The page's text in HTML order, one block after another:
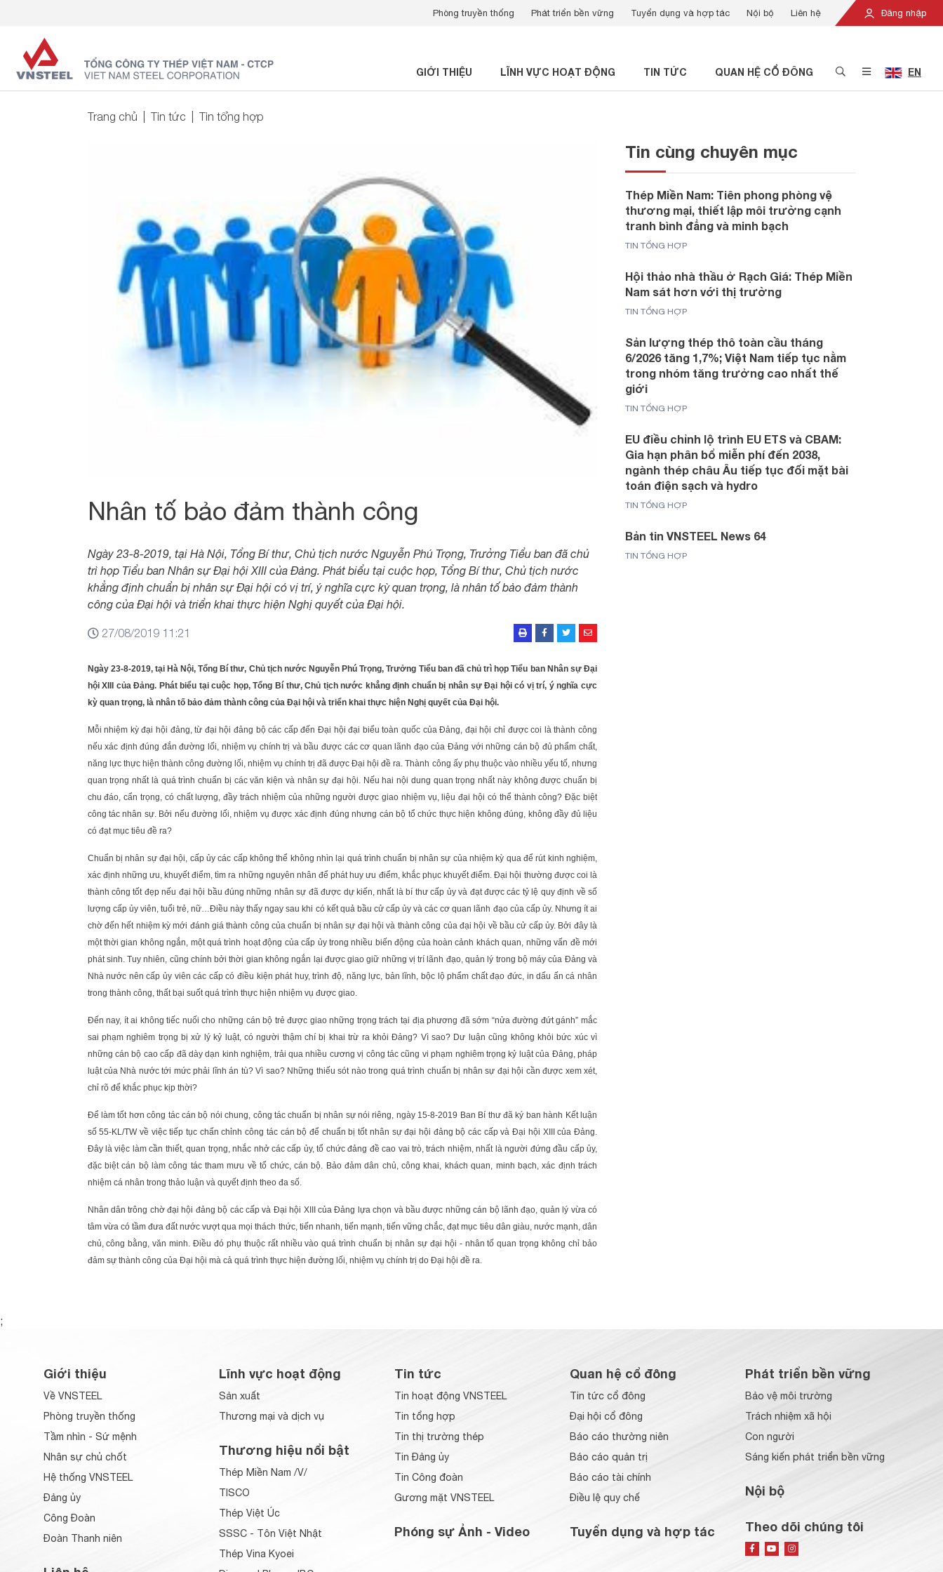
Đăng nhập
Phòng truyền thống Phát triển bền vững Tuyển dụng và hợp tác Nội bộ Liên hệ
GIỚI THIỆU LĨNH VỰC HOẠT ĐỘNG TIN TỨC QUAN HỆ CỔ ĐÔNG EN
Trang chủ Tin tức Tin tổng hợp
Nhân tố bảo đảm thành công
Ngày 23-8-2019, tại Hà Nội, Tổng Bí thư, Chủ tịch nước Nguyễn Phú Trọng, Trưởng Tiểu ban đã chủ
trì họp Tiểu ban Nhân sự Đại hội XIII của Đảng. Phát biểu tại cuộc họp, Tổng Bí thư, Chủ tịch nước
khẳng định chuẩn bị nhân sự Đại hội có vị trí, ý nghĩa cực kỳ quan trọng, là nhân tố bảo đảm thành
công của Đại hội và triển khai thực hiện Nghị quyết của Đại hội.
27/08/2019 11:21
Ngày 23-8-2019, tại Hà Nội, Tổng Bí thư, Chủ tịch nước Nguyễn Phú Trọng, Trưởng Tiểu ban đã chủ trì họp Tiểu ban Nhân sự Đại
hội XIII của Đảng. Phát biểu tại cuộc họp, Tổng Bí thư, Chủ tịch nước khẳng định chuẩn bị nhân sự Đại hội có vị trí, ý nghĩa cực
kỳ quan trọng, là nhân tố bảo đảm thành công của Đại hội và triển khai thực hiện Nghị quyết của Đại hội.
Mỗi nhiệm kỳ đại hội đảng, từ đại hội đảng bộ các cấp đến Đại hội đại biểu toàn quốc của Đảng, đại hội chỉ được coi là thành công
nếu xác định đúng đắn đường lối, nhiệm vụ chính trị và bầu được các cơ quan lãnh đạo của Đảng với những cán bộ đủ phẩm chất,
năng lực thực hiện thành công đường lối, nhiệm vụ chính trị đã được Đại hội đề ra. Thành công ấy phụ thuộc vào nhiều yếu tố, nhưng
quan trọng nhất là quá trình chuẩn bị các văn kiện và nhân sự đại hội. Nếu hai nội dung quan trọng nhất này không được chuẩn bị
chu đáo, cẩn trọng, có chất lượng, đầy trách nhiệm của những người được giao nhiệm vụ, liệu đại hội có thể thành công? Đặc biệt
công tác nhân sự. Bởi nếu đường lối, nhiệm vụ được xác định đúng nhưng cán bộ tổ chức thực hiện không đúng, không đầy đủ liệu
có đạt mục tiêu đề ra?
Chuẩn bị nhân sự đại hội, cấp ủy các cấp không thể không nhìn lại quá trình chuẩn bị nhân sự của nhiệm kỳ qua để rút kinh nghiệm,
xác định những ưu, khuyết điểm, tìm ra những nguyên nhân để phát huy ưu điểm, khắc phục khuyết điểm. Đại hội thường được coi là
thành công tốt đẹp nếu đại hội bầu đúng những nhân sự đã được dự kiến, nhất là bí thư cấp ủy và đạt được các tỷ lệ quy định về số
lượng cấp ủy viên, tuổi trẻ, nữ…Điều này thấy ngay sau khi có kết quả bầu cử cấp ủy và các cơ quan lãnh đạo của cấp ủy. Nhưng ít ai
chờ đến hết nhiệm kỳ mới đánh giá thành công của chuẩn bị nhân sự đại hội và thành công của đại hội về bầu cử cấp ủy. Bởi đây là
một thời gian không ngắn, một quá trình hoạt động của cấp ủy trong nhiều biến động của hoàn cảnh khách quan, những vấn đề mới
phát sinh. Tuy nhiên, cũng chính bởi thời gian không ngắn lại được giao giữ những vị trí lãnh đạo, quản lý trong bộ máy của Đảng và
Nhà nước nên cấp ủy viên các cấp có điều kiện phát huy, trình độ, năng lực, bản lĩnh, bộc lộ phẩm chất đạo đức, in dấu ấn cá nhân
trong thành công, thất bại suốt quá trình thực hiện nhiệm vụ được giao.
Đến nay, ít ai không tiếc nuối cho những cán bộ trẻ được giao những trọng trách tại địa phương đã sớm “nửa đường đứt gánh” mắc
sai phạm nghiêm trọng bị xử lý kỷ luật, có người thậm chí bị khai trừ ra khỏi Đảng? Vì sao? Dư luận cũng không khỏi bức xúc vì
những cán bộ cao cấp đã dày dạn kinh nghiệm, trải qua nhiều cương vị công tác cũng vi phạm nghiêm trọng kỷ luật của Đảng, pháp
luật của Nhà nước tới mức phải lĩnh án tù? Vì sao? Những thiếu sót nào trong quá trình chuẩn bị nhân sự đại hội cần được xem xét,
chỉ rõ để khắc phục kịp thời?
Để làm tốt hơn công tác cán bộ nói chung, công tác chuẩn bị nhân sự nói riêng, ngày 15-8-2019 Ban Bí thư đã ký ban hành Kết luận
số 55-KL/TW về việc tiếp tục chấn chỉnh công tác cán bộ để chuẩn bị tốt nhân sự đại hội đảng bộ các cấp và Đại hội XIII của Đảng.
Đây là việc làm cần thiết, quan trọng, nhắc nhở các cấp ủy, tổ chức đảng đề cao vai trò, trách nhiệm, nhất là người đứng đầu cấp ủy,
đặc biệt cán bộ làm công tác tham mưu về tổ chức, cán bộ. Bảo đảm dân chủ, công khai, khách quan, minh bạch, xác định trách
nhiệm cá nhân trong thảo luận và quyết định theo đa số.
Nhân dân trông chờ đại hội đảng bộ các cấp và Đại hội XIII của Đảng lựa chọn và bầu được những cán bộ lãnh đạo, quản lý vừa có
tâm vừa có tầm đưa đất nước vượt qua mọi thách thức, tiến nhanh, tiến mạnh, tiến vững chắc, đạt mục tiêu dân giàu, nước mạnh, dân
chủ, công bằng, văn minh. Điều đó phụ thuộc rất nhiều vào quá trình chuẩn bị nhân sự đại hội - nhân tố quan trọng không chỉ bảo
đảm sự thành công của Đại hội mà cả quá trình thực hiện đường lối, nhiệm vụ chính trị do Đại hội đề ra.
Tin cùng chuyên mục
Thép Miền Nam: Tiên phong phòng vệ
thương mại, thiết lập môi trường cạnh
tranh bình đẳng và minh bạch
TIN TỔNG HỢP
Hội thảo nhà thầu ở Rạch Giá: Thép Miền
Nam sát hơn với thị trường
TIN TỔNG HỢP
Sản lượng thép thô toàn cầu tháng
6/2026 tăng 1,7%; Việt Nam tiếp tục nằm
trong nhóm tăng trưởng cao nhất thế
giới
TIN TỔNG HỢP
EU điều chỉnh lộ trình EU ETS và CBAM:
Gia hạn phân bổ miễn phí đến 2038,
ngành thép châu Âu tiếp tục đối mặt bài
toán điện sạch và hydro
TIN TỔNG HỢP
Bản tin VNSTEEL News 64
TIN TỔNG HỢP
;
Giới thiệu
Về VNSTEEL
Phòng truyền thống
Tầm nhìn - Sứ mệnh
Nhân sự chủ chốt
Hệ thống VNSTEEL
Đảng ủy
Công Đoàn
Đoàn Thanh niên
Lĩnh vực hoạt động
Sản xuất
Thương mại và dịch vụ
Thương hiệu nổi bật
Thép Miền Nam /V/
TISCO
Thép Việt Úc
SSSC - Tôn Việt Nhật
Thép Vina Kyoei
Tin tức
Tin hoạt động VNSTEEL
Tin tổng hợp
Tin thị trường thép
Tin Đảng ủy
Tin Công đoàn
Gương mặt VNSTEEL
Phóng sự Ảnh - Video
Quan hệ cổ đông
Tin tức cổ đông
Đại hội cổ đông
Báo cáo thường niên
Báo cáo quản trị
Báo cáo tài chính
Điều lệ quy chế
Tuyển dụng và hợp tác
Phát triển bền vững
Bảo vệ môi trường
Trách nhiệm xã hội
Con người
Sáng kiến phát triển bền vững
Nội bộ
Theo dõi chúng tôi